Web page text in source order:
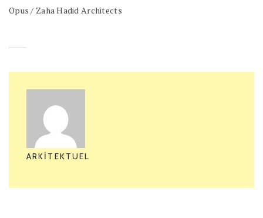
Opus / Zaha Hadid Architects
ARKITEKTUEL